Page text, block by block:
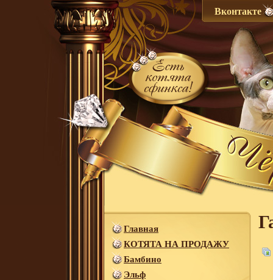
Вконтакте
Главная
КОТЯТА НА ПРОДАЖУ
Бамбино
Эльф